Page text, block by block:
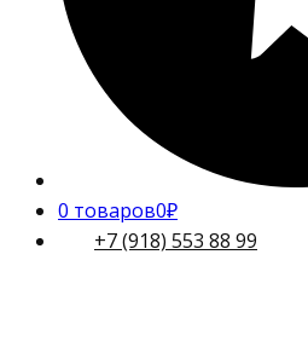
0 товаров0₽
+7 (918) 553 88 99